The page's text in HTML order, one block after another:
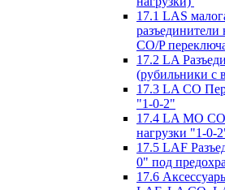
17.1 LAS
CO/P
17.2 LA
(рубильники с
17.3 LA CO
"1-0-2"
17.4 LA MO
нагрузки "1-0-
17.5 LAF
0" под
17.6